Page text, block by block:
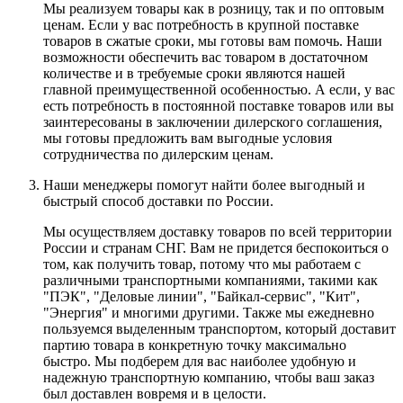
Мы реализуем товары как в розницу, так и по оптовым
ценам. Если у вас потребность в крупной поставке
товаров в сжатые сроки, мы готовы вам помочь. Наши
возможности обеспечить вас товаром в достаточном
количестве и в требуемые сроки являются нашей
главной преимущественной особенностью. А если, у вас
есть потребность в постоянной поставке товаров или вы
заинтересованы в заключении дилерского соглашения,
мы готовы предложить вам выгодные условия
сотрудничества по дилерским ценам.
Наши менеджеры помогут найти более выгодный и
быстрый способ доставки по России.
Мы осуществляем доставку товаров по всей территории
России и странам СНГ. Вам не придется беспокоиться о
том, как получить товар, потому что мы работаем с
различными транспортными компаниями, такими как
"ПЭК", "Деловые линии", "Байкал-сервис", "Кит",
"Энергия" и многими другими. Также мы ежедневно
пользуемся выделенным транспортом, который доставит
партию товара в конкретную точку максимально
быстро. Мы подберем для вас наиболее удобную и
надежную транспортную компанию, чтобы ваш заказ
был доставлен вовремя и в целости.